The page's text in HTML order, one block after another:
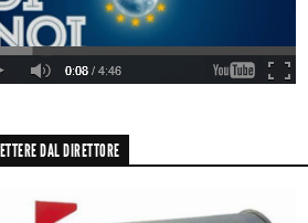
DAL DIRETTORE